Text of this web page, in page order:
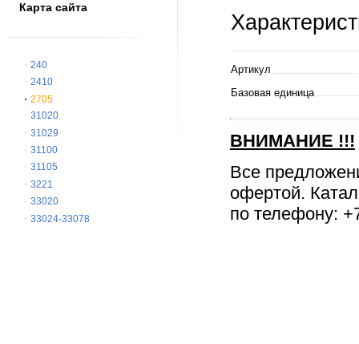
Карта сайта
240
2410
2705
31020
31029
31100
31105
3221
33020
33024-33078
Артикул
Базовая единица
ВНИМАНИЕ !!!
Все
офертой.
по телефону: